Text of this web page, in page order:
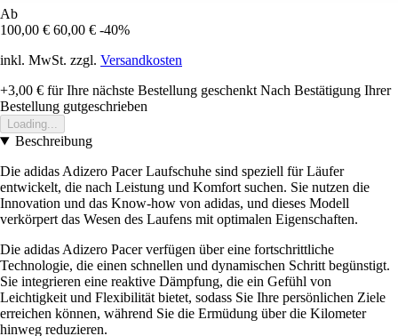
Ab
100,00 € 60,00 € -40%
inkl. MwSt. zzgl. Versandkosten
+3,00 € für Ihre nächste Bestellung geschenkt Nach Bestätigung Ihrer
Bestellung gutgeschrieben
Loading...
Beschreibung
Die adidas Adizero Pacer Laufschuhe sind speziell für Läufer
entwickelt, die nach Leistung und Komfort suchen. Sie nutzen die
Innovation und das Know-how von adidas, und dieses Modell
verkörpert das Wesen des Laufens mit optimalen Eigenschaften.
Die adidas Adizero Pacer verfügen über eine fortschrittliche
Technologie, die einen schnellen und dynamischen Schritt begünstigt.
Sie integrieren eine reaktive Dämpfung, die ein Gefühl von
Leichtigkeit und Flexibilität bietet, sodass Sie Ihre persönlichen Ziele
erreichen können, während Sie die Ermüdung über die Kilometer
hinweg reduzieren.